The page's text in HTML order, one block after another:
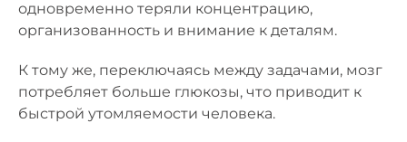
одновременно теряли концентрацию,
организованность и внимание к деталям.
К тому же, переключаясь между задачами, мозг
потребляет больше глюкозы, что приводит к
быстрой утомляемости человека.